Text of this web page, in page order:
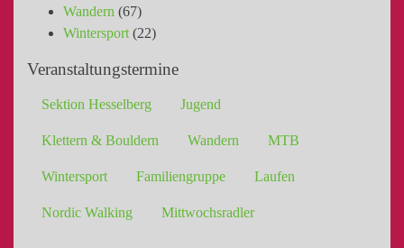
Wandern (67)
Wintersport (22)
Veranstaltungstermine
Sektion Hesselberg Jugend
Klettern & Bouldern Wandern MTB
Wintersport Familiengruppe Laufen
Nordic Walking Mittwochsradler